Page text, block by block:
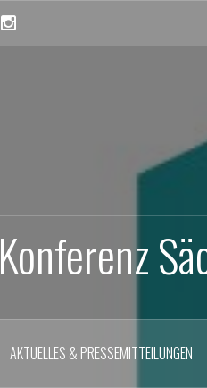
Konferenz
AKTUELLES & PRESSEMITTEILUNGEN